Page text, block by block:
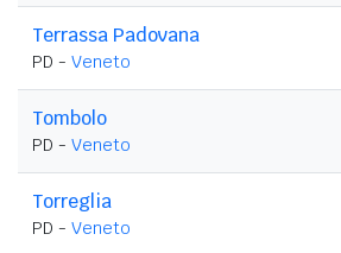
Terrassa Padovana
PD - Veneto
Tombolo
PD - Veneto
Torreglia
PD - Veneto